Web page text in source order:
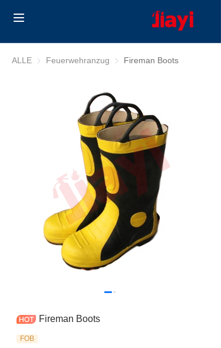
ALLE Feuerwehranzug Feuerwehranzug
Fireman Boots
Fireman Boots
FOB
Contact us